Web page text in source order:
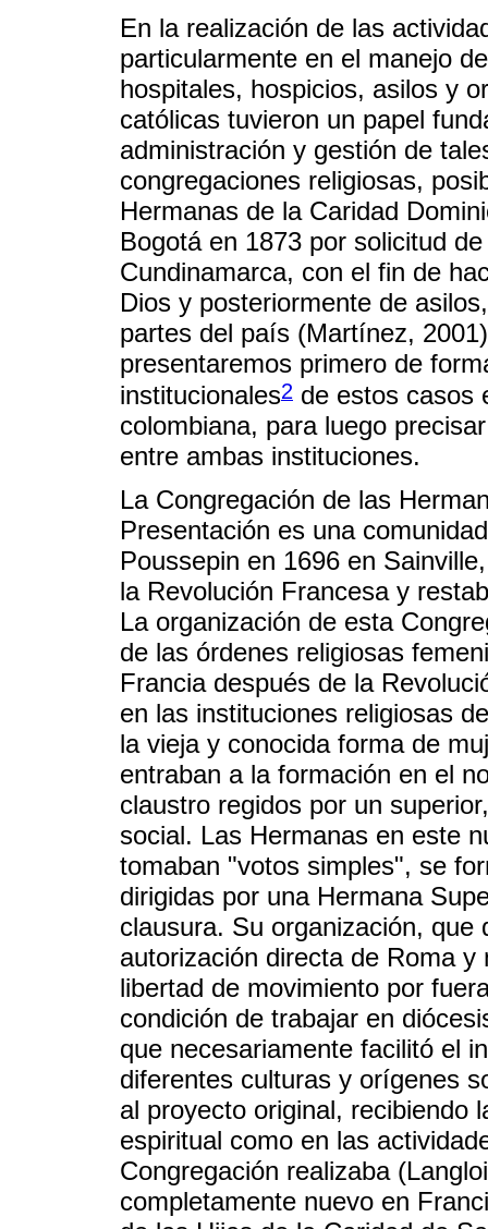
En la realización de las
particularmente en el manejo
hospitales, hospicios, asilos y
católicas tuvieron un papel
administración y gestión de
congregaciones religiosas,
Hermanas de la Caridad
Bogotá en 1873 por solicitud
Cundinamarca, con el fin de
Dios y posteriormente de
partes del país (Martínez,
presentaremos primero de
institucionales2 de estos casos
colombiana, para luego
entre ambas instituciones.
La Congregación de las
Presentación es una
Poussepin en 1696 en
la Revolución Francesa y
La organización de esta
de las órdenes religiosas
Francia después de la
en las instituciones religiosas
la vieja y conocida forma de
entraban a la formación en el
claustro regidos por un
social. Las Hermanas en este
tomaban "votos simples", se
dirigidas por una Hermana
clausura. Su organización, que
autorización directa de Roma
libertad de movimiento por
condición de trabajar en
que necesariamente facilitó el
diferentes culturas y orígenes
al proyecto original, recibiendo
espiritual como en las
Congregación realizaba
completamente nuevo en